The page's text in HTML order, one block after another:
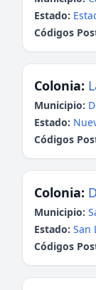
Estado:
Códigos
Colonia:
Municipio:
Estado:
Códigos
Colonia:
Municipio:
Estado: San
Códigos